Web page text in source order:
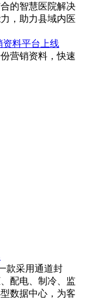
的智慧医院解决
，助力县域内医
资料平台上线
营销资料，快速
款采用通道封
配电、制冷、监
数据中心，为客